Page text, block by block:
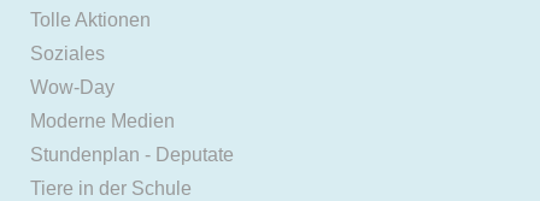
Tolle Aktionen
Soziales
Wow-Day
Moderne Medien
Stundenplan - Deputate
Tiere in der Schule